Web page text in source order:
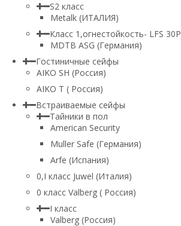
S2 класс
Metalk (ИТАЛИЯ)
Класс 1,огнестойкость- LFS 30P
MDTB ASG (Германия)
Гостиничные сейфы
AIKO SH (Россия)
AIKO Т ( Россия)
Встраиваемые сейфы
Тайники в пол
American Security
Muller Safe (Германия)
Arfe (Испания)
0,I класс Juwel (Италия)
0 класс Valberg ( Россия)
I класс
Valberg (Россия)